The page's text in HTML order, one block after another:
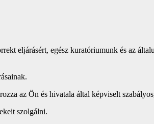
eljárásért, egész kuratóriumunk és az
az Ön és hivatala által képviselt
szolgálni.